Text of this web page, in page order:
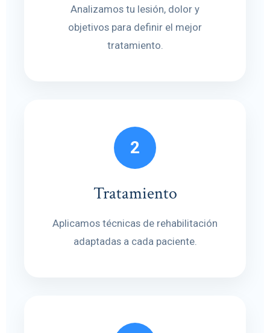
Analizamos tu lesión, dolor y
objetivos para definir el mejor
tratamiento.
2
Tratamiento
Aplicamos técnicas de rehabilitación
adaptadas a cada paciente.